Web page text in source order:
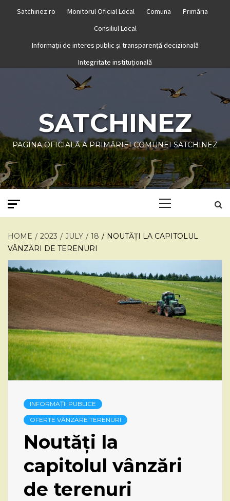
Satchinez.ro Monitorul Oficial Local Comuna
Primăria
Consiliul Local
Informații de interes public și transparență decizională
Integritate instituțională
SATCHINEZ
PAGINA OFICIALĂ A PRIMĂRIEI COMUNEI SATCHINEZ
HOME 2023 JULY 18
NOUTĂȚI LA CAPITOLUL
VÂNZĂRI DE TERENURI
INFORMAȚII PUBLICE
OFERTE VÂNZARE TERENURI
Noutăți la
capitolul vânzări
de terenuri